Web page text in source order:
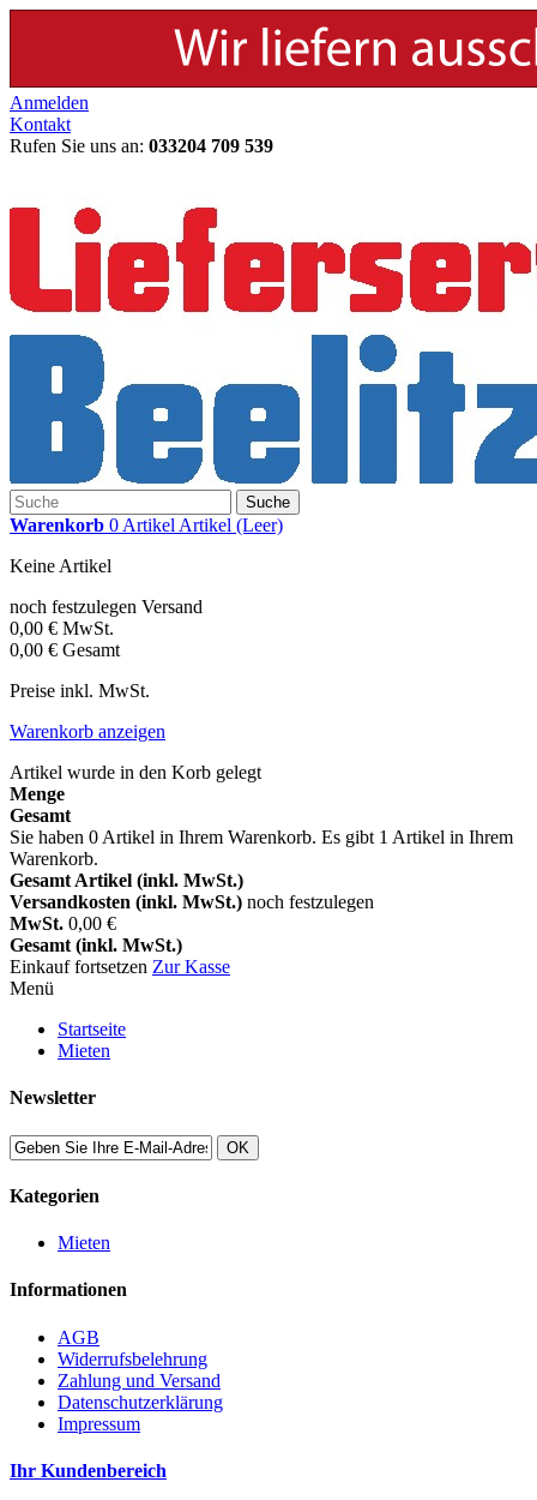
Anmelden
Kontakt
Rufen Sie uns an: 033204 709 539
Suche
Warenkorb 0 Artikel Artikel (Leer)
Keine Artikel
noch festzulegen Versand
0,00 € MwSt.
0,00 € Gesamt
Preise inkl. MwSt.
Warenkorb anzeigen
Artikel wurde in den Korb gelegt
Menge
Gesamt
Sie haben 0 Artikel in Ihrem Warenkorb. Es gibt 1 Artikel in Ihrem
Warenkorb.
Gesamt Artikel (inkl. MwSt.)
Versandkosten (inkl. MwSt.) noch festzulegen
MwSt. 0,00 €
Gesamt (inkl. MwSt.)
Einkauf fortsetzen Zur Kasse
Menü
Startseite
Mieten
Newsletter
OK
Kategorien
Mieten
Informationen
AGB
Widerrufsbelehrung
Zahlung und Versand
Datenschutzerklärung
Impressum
Ihr Kundenbereich